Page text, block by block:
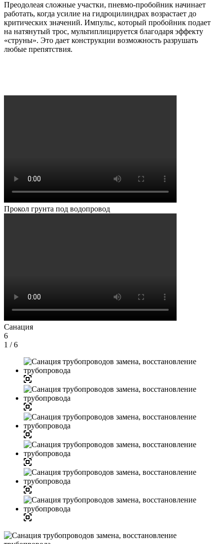
Преодолеая сложные участки, пневмо-пробойник начинает
работать, когда усилие на гидроцилиндрах возрастает до
критических значений. Импульс, который пробойник подает
на натянутый трос, мультиплицируется благодаря эффекту
«струны». Это дает конструкции возможность разрушать
любые препятствия.
Прокол грунта под водопровод
Санация
6
1 / 6